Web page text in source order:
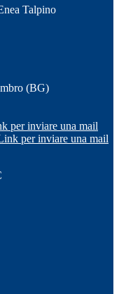
Talpino
(BG)
per inviare una mail
per inviare una mail